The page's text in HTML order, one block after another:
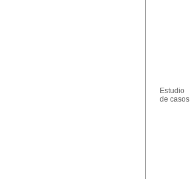
Estudio
de casos